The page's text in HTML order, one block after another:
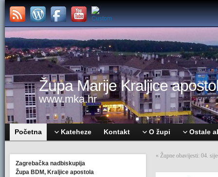
Župa Marije Kraljice
www.mka.hr
Početna Kateheze Kontakt O župi Ostale
Zagrebačka nadbiskupija
Župa BDM, Kraljice apostola
« Župne obavijesti: 04.